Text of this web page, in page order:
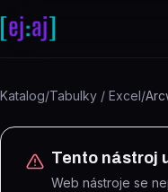
Katalog/Tabulky / Excel/
Tento nástroj
Web nástroje se